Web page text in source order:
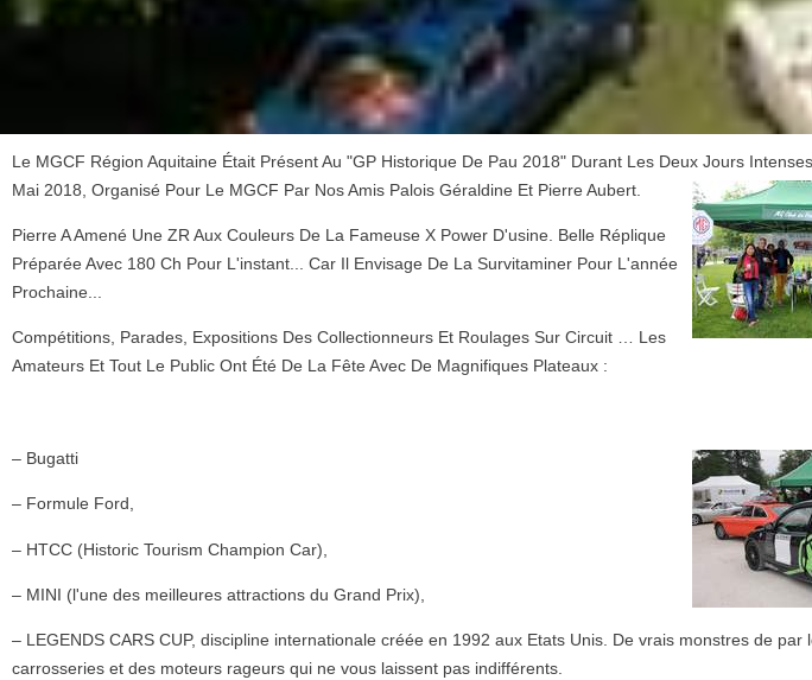
Le MGCF Région Aquitaine Était Présent Au "GP Historique De Pau 2018" Durant Les Deux Jours
Mai 2018, Organisé Pour Le MGCF Par Nos Amis Palois Géraldine Et Pierre Aubert.
Pierre A Amené Une ZR Aux Couleurs De La Fameuse X Power D'usine. Belle Réplique
Préparée Avec 180 Ch Pour L'instant... Car Il Envisage De La Survitaminer Pour L'année
Prochaine...
Compétitions, Parades, Expositions Des Collectionneurs Et Roulages Sur Circuit … Les
Amateurs Et Tout Le Public Ont Été De La Fête Avec De Magnifiques Plateaux :
– Bugatti
– Formule Ford,
– HTCC (Historic Tourism Champion Car),
– MINI (l'une des meilleures attractions du Grand Prix),
– LEGENDS CARS CUP, discipline internationale créée en 1992 aux Etats Unis. De vrais monstres de par
carrosseries et des moteurs rageurs qui ne vous laissent pas indifférents.